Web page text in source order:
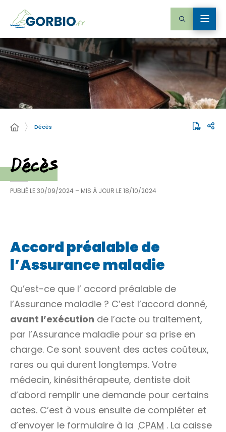
Décès
Décès
PUBLIÉ LE30/09/2024 – MIS À JOUR LE18/10/2024
Accord préalable de
l’Assurance maladie
Qu’est-ce que l’ accord préalable de
l’Assurance maladie ? C’est l’accord donné,
avant l’exécution de l’acte ou traitement,
par l’Assurance maladie pour sa prise en
charge. Ce sont souvent des actes coûteux,
rares ou qui durent longtemps. Votre
médecin, kinésithérapeute, dentiste doit
d’abord remplir une demande pour certains
actes. C’est à vous ensuite de compléter et
d’envoyer le formulaire à la CPAM . La caisse